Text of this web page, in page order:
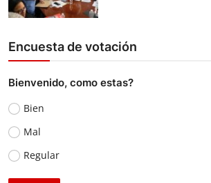
Encuesta de votación
Bienvenido, como estas?
Bien
Mal
Regular